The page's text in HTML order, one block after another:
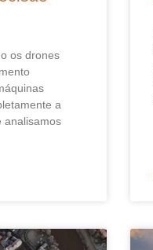
os drones
a
analisamos